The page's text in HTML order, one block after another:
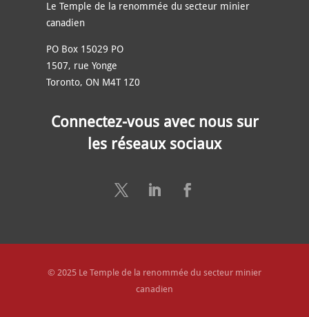
Le Temple de la renommée du secteur minier
canadien
PO Box 15029 PO
1507, rue Yonge
Toronto, ON M4T 1Z0
Connectez-vous avec nous sur
les réseaux sociaux
© 2025 Le Temple de la renommée du secteur minier
canadien